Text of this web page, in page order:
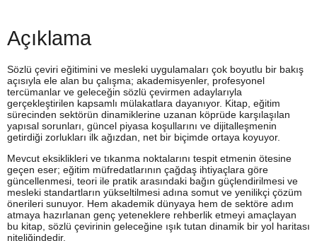
Açıklama
Sözlü çeviri eğitimini ve mesleki uygulamaları çok boyutlu bir bakış
açısıyla ele alan bu çalışma; akademisyenler, profesyonel
tercümanlar ve geleceğin sözlü çevirmen adaylarıyla
gerçekleştirilen kapsamlı mülakatlara dayanıyor. Kitap, eğitim
sürecinden sektörün dinamiklerine uzanan köprüde karşılaşılan
yapısal sorunları, güncel piyasa koşullarını ve dijitalleşmenin
getirdiği zorlukları ilk ağızdan, net bir biçimde ortaya koyuyor.
Mevcut eksiklikleri ve tıkanma noktalarını tespit etmenin ötesine
geçen eser; eğitim müfredatlarının çağdaş ihtiyaçlara göre
güncellenmesi, teori ile pratik arasındaki bağın güçlendirilmesi ve
mesleki standartların yükseltilmesi adına somut ve yenilikçi çözüm
önerileri sunuyor. Hem akademik dünyaya hem de sektöre adım
atmaya hazırlanan genç yeteneklere rehberlik etmeyi amaçlayan
bu kitap, sözlü çevirinin geleceğine ışık tutan dinamik bir yol haritası
niteliğindedir.